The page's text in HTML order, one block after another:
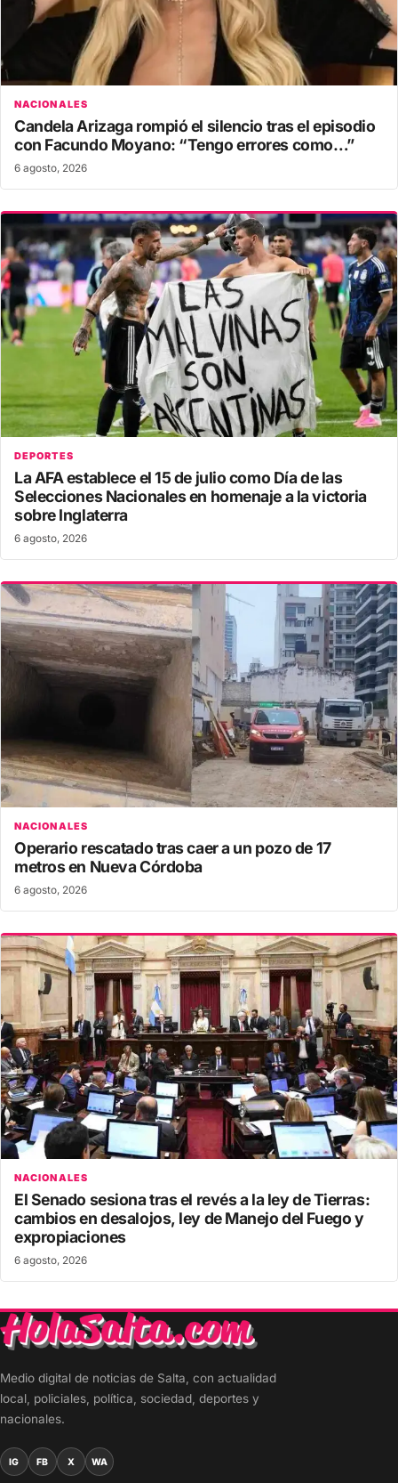
NACIONALES
Candela Arizaga rompió el silencio tras el episodio
con Facundo Moyano: “Tengo errores como…”
6 agosto, 2026
DEPORTES
La AFA establece el 15 de julio como Día de las
Selecciones Nacionales en homenaje a la victoria
sobre Inglaterra
6 agosto, 2026
NACIONALES
Operario rescatado tras caer a un pozo de 17
metros en Nueva Córdoba
6 agosto, 2026
NACIONALES
El Senado sesiona tras el revés a la ley de Tierras:
cambios en desalojos, ley de Manejo del Fuego y
expropiaciones
6 agosto, 2026
Medio digital de noticias de Salta, con actualidad
local, policiales, política, sociedad, deportes y
nacionales.
IG FB X WA